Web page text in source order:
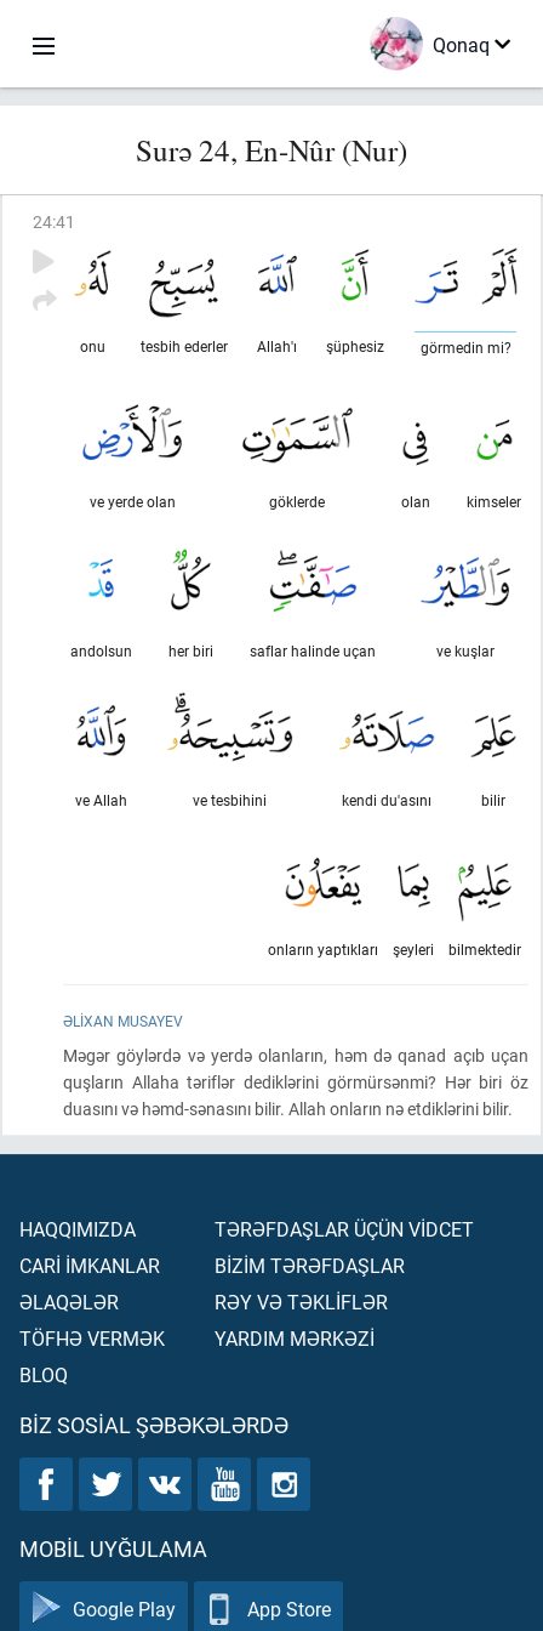
Qonaq
Surə 24, En-Nûr (Nur)
24:41
görmedin mi?
şüphesiz
Allah'ı
tesbih ederler
onu
kimseler
olan
göklerde
ve yerde olan
ve kuşlar
saflar halinde uçan
her biri
andolsun
bilir
kendi du'asını
ve tesbihini
ve Allah
bilmektedir
şeyleri
onların yaptıkları
ƏLIXAN MUSAYEV
Məgər göylərdə və yerdə olanların, həm də qanad açıb uçan
quşların Allaha təriflər dediklərini görmürsənmi? Hər biri öz
duasını və həmd-sənasını bilir. Allah onların nə etdiklərini bilir.
HAQQIMIZDA
CARİ İMKANLAR
ƏLAQƏLƏR
TÖFHƏ VERMƏK
BLOQ
TƏRƏFDAŞLAR ÜÇÜN VİDCET
BİZİM TƏRƏFDAŞLAR
RƏY VƏ TƏKLİFLƏR
YARDIM MƏRKƏZİ
BIZ SOSIAL ŞƏBƏKƏLƏRDƏ
MOBIL UYĞULAMA
Google Play App Store